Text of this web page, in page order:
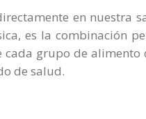
en nuestra
es la combinación
grupo de alimento
de salud.